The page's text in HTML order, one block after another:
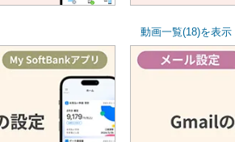
動画一覧(18)を表示
設定 Gmail